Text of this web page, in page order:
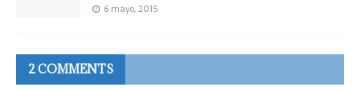
6 mayo, 2015
2 COMMENTS